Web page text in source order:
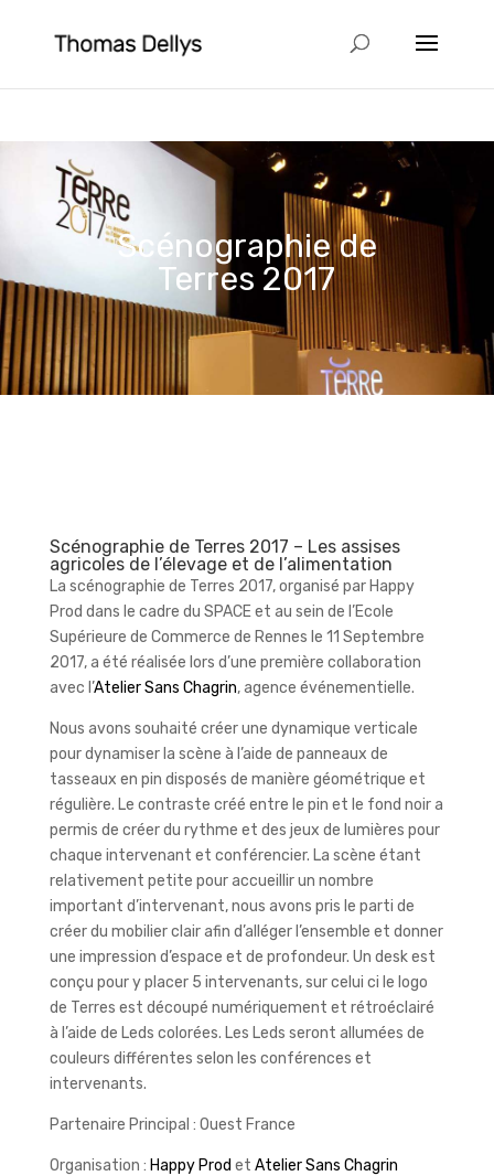
Scénographie de
Terres 2017
Scénographie de Terres 2017 – Les assises
agricoles de l’élevage et de l’alimentation
La scénographie de Terres 2017, organisé par Happy
Prod dans le cadre du SPACE et au sein de l’Ecole
Supérieure de Commerce de Rennes le 11 Septembre
2017, a été réalisée lors d’une première collaboration
avec l’Atelier Sans Chagrin, agence événementielle.
Nous avons souhaité créer une dynamique verticale
pour dynamiser la scène à l’aide de panneaux de
tasseaux en pin disposés de manière géométrique et
régulière. Le contraste créé entre le pin et le fond noir a
permis de créer du rythme et des jeux de lumières pour
chaque intervenant et conférencier. La scène étant
relativement petite pour accueillir un nombre
important d’intervenant, nous avons pris le parti de
créer du mobilier clair afin d’alléger l’ensemble et donner
une impression d’espace et de profondeur. Un desk est
conçu pour y placer 5 intervenants, sur celui ci le logo
de Terres est découpé numériquement et rétroéclairé
à l’aide de Leds colorées. Les Leds seront allumées de
couleurs différentes selon les conférences et
intervenants.
Partenaire Principal : Ouest France
Organisation : Happy Prod et Atelier Sans Chagrin